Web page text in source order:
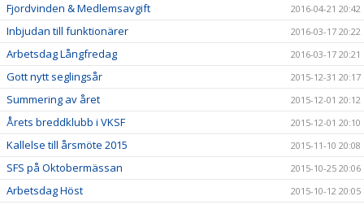
Fjordvinden & Medlemsavgift 2016-04-21 20:42
Inbjudan till funktionärer 2016-03-17 20:22
Arbetsdag Långfredag 2016-03-17 20:21
Gott nytt seglingsår 2015-12-31 20:17
Summering av året 2015-12-01 20:12
Årets breddklubb i VKSF 2015-12-01 20:10
Kallelse till årsmöte 2015 2015-11-10 20:08
SFS på Oktobermässan 2015-10-25 20:06
Arbetsdag Höst 2015-10-12 20:05